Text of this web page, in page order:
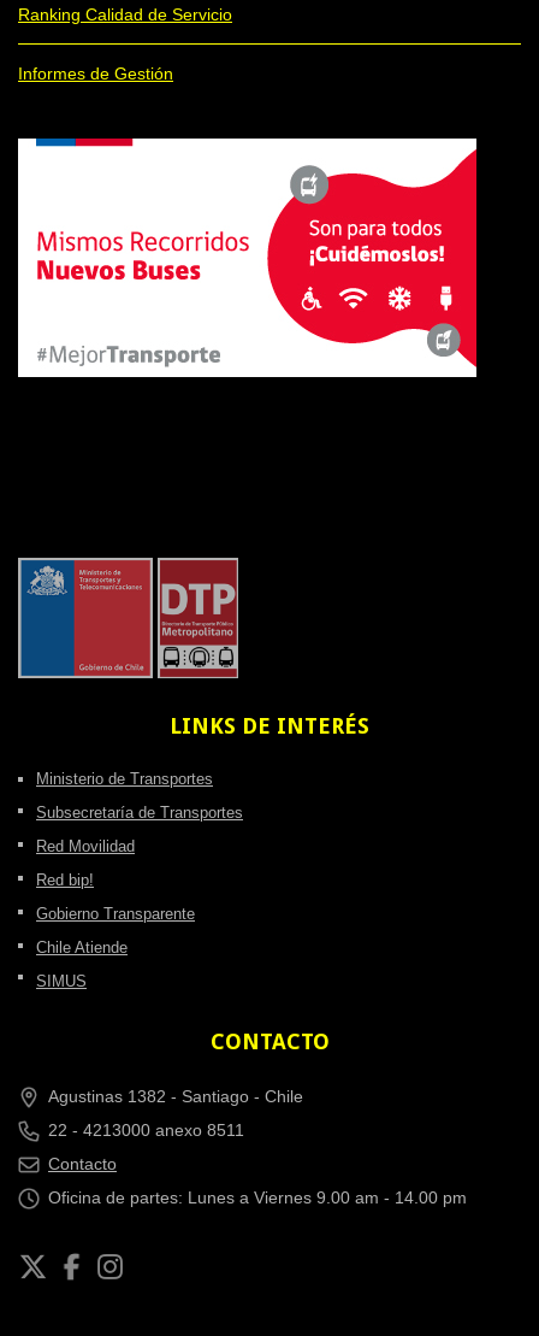
Ranking Calidad de Servicio
Informes de Gestión
LINKS DE INTERÉS
Ministerio de Transportes
Subsecretaría de Transportes
Red Movilidad
Red bip!
Gobierno Transparente
Chile Atiende
SIMUS
CONTACTO
Agustinas 1382 - Santiago - Chile
22 - 4213000 anexo 8511
Contacto
Oficina de partes: Lunes a Viernes 9.00 am - 14.00 pm